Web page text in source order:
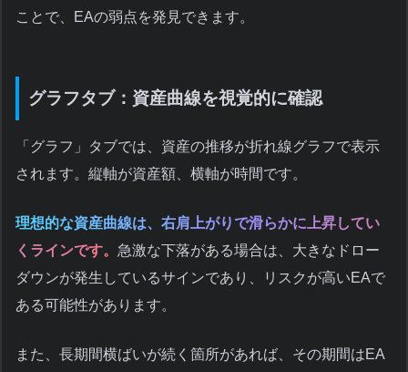
ことで、EAの弱点を発見できます。
グラフタブ：資産曲線を視覚的に確認
「グラフ」タブでは、資産の推移が折れ線グラフで表示
されます。縦軸が資産額、横軸が時間です。
理想的な資産曲線は、右肩上がりで滑らかに上昇してい
くラインです。 急激な下落がある場合は、大きなドロー
ダウンが発生しているサインであり、リスクが高いEAで
ある可能性があります。
また、長期間横ばいが続く箇所があれば、その期間はEA